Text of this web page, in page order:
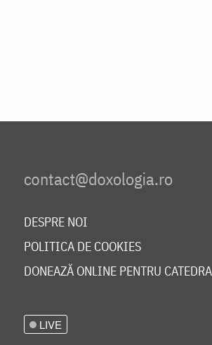
DESPRE NOI
POLITICA DE COOKIES
DONEAZĂ ONLINE PENTRU
LIVE